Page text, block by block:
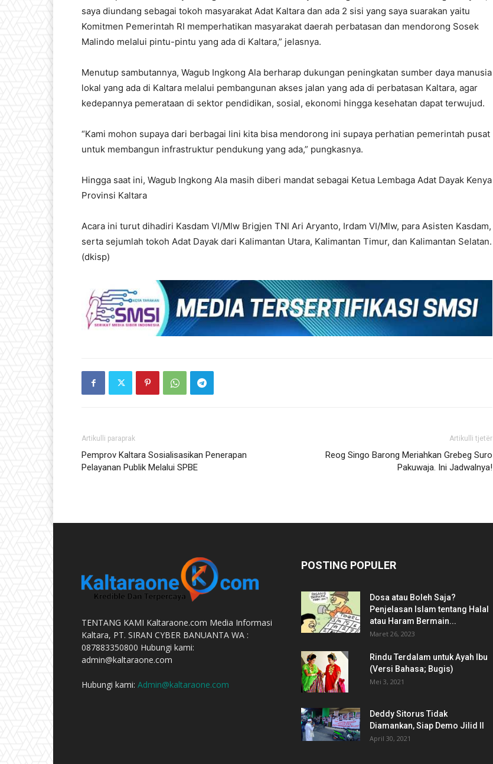
saya diundang sebagai tokoh masyarakat Adat Kaltara dan ada 2 sisi yang saya suarakan yaitu
Komitmen Pemerintah RI memperhatikan masyarakat daerah perbatasan dan mendorong Sosek
Malindo melalui pintu-pintu yang ada di Kaltara,” jelasnya.
Menutup sambutannya, Wagub Ingkong Ala berharap dukungan peningkatan sumber daya manusia
lokal yang ada di Kaltara melalui pembangunan akses jalan yang ada di perbatasan Kaltara, agar
kedepannya pemerataan di sektor pendidikan, sosial, ekonomi hingga kesehatan dapat terwujud.
“Kami mohon supaya dari berbagai lini kita bisa mendorong ini supaya perhatian pemerintah pusat
untuk membangun infrastruktur pendukung yang ada,” pungkasnya.
Hingga saat ini, Wagub Ingkong Ala masih diberi mandat sebagai Ketua Lembaga Adat Dayak Kenya
Provinsi Kaltara
Acara ini turut dihadiri Kasdam VI/Mlw Brigjen TNI Ari Aryanto, Irdam VI/Mlw, para Asisten Kasdam,
serta sejumlah tokoh Adat Dayak dari Kalimantan Utara, Kalimantan Timur, dan Kalimantan Selatan.
(dkisp)
Artikulli paraprak
Pemprov Kaltara Sosialisasikan Penerapan
Pelayanan Publik Melalui SPBE
Artikulli tjetër
Reog Singo Barong Meriahkan Grebeg Suro
Pakuwaja. Ini Jadwalnya!
TENTANG KAMI Kaltaraone.com Media Informasi
Kaltara, PT. SIRAN CYBER BANUANTA WA :
087883350800 Hubungi kami:
admin@kaltaraone.com
Hubungi kami: Admin@kaltaraone.com
POSTING POPULER
Dosa atau Boleh Saja?
Penjelasan Islam tentang Halal
atau Haram Bermain...
Maret 26, 2023
Rindu Terdalam untuk Ayah Ibu
(Versi Bahasa; Bugis)
Mei 3, 2021
Deddy Sitorus Tidak
Diamankan, Siap Demo Jilid II
April 30, 2021